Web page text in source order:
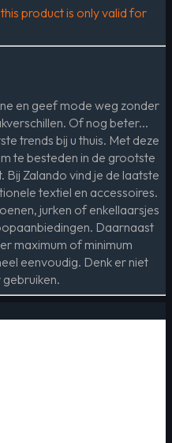
product is only valid for
en geef mode weg zonder
Of nog beter...
trends bij u thuis. Met deze
te besteden in de grootste
Zalando vind je de laatste
textiel en accessoires.
jurken of enkellaarsjes
Daarnaast
maximum of minimum
eenvoudig. Denk er niet